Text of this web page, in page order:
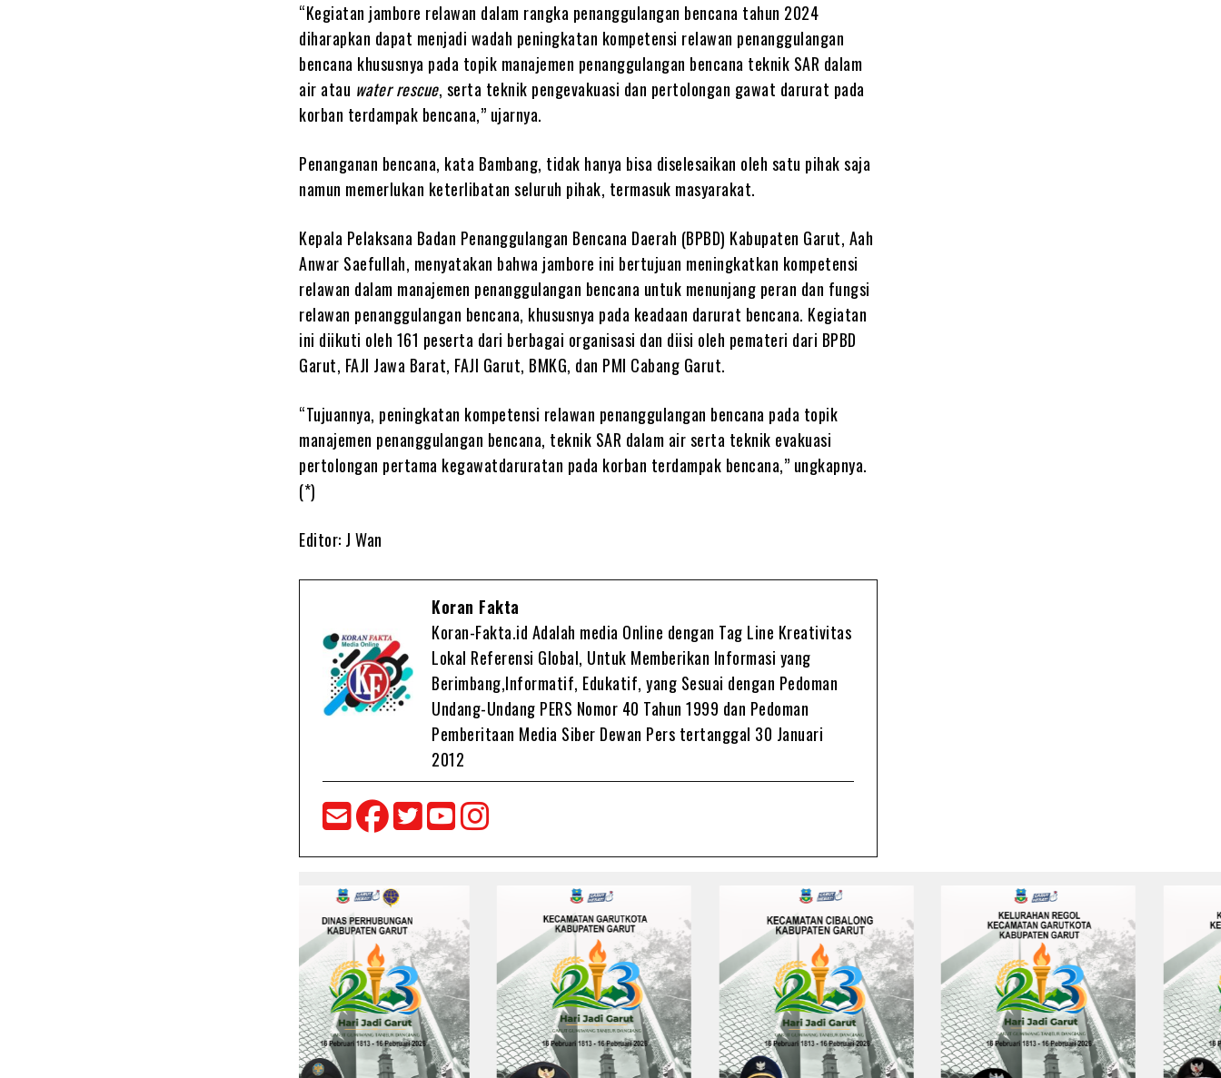
“Kegiatan jambore relawan dalam rangka penanggulangan bencana tahun 2024
diharapkan dapat menjadi wadah peningkatan kompetensi relawan penanggulangan
bencana khususnya pada topik manajemen penanggulangan bencana teknik SAR dalam
air atau water rescue, serta teknik pengevakuasi dan pertolongan gawat darurat pada
korban terdampak bencana,” ujarnya.
Penanganan bencana, kata Bambang, tidak hanya bisa diselesaikan oleh satu pihak saja
namun memerlukan keterlibatan seluruh pihak, termasuk masyarakat.
Kepala Pelaksana Badan Penanggulangan Bencana Daerah (BPBD) Kabupaten Garut, Aah
Anwar Saefullah, menyatakan bahwa jambore ini bertujuan meningkatkan kompetensi
relawan dalam manajemen penanggulangan bencana untuk menunjang peran dan fungsi
relawan penanggulangan bencana, khususnya pada keadaan darurat bencana. Kegiatan
ini diikuti oleh 161 peserta dari berbagai organisasi dan diisi oleh pemateri dari BPBD
Garut, FAJI Jawa Barat, FAJI Garut, BMKG, dan PMI Cabang Garut.
“Tujuannya, peningkatan kompetensi relawan penanggulangan bencana pada topik
manajemen penanggulangan bencana, teknik SAR dalam air serta teknik evakuasi
pertolongan pertama kegawatdaruratan pada korban terdampak bencana,” ungkapnya.
(*)
Editor: J Wan
Koran Fakta
Koran-Fakta.id Adalah media Online dengan Tag Line Kreativitas
Lokal Referensi Global, Untuk Memberikan Informasi yang
Berimbang,Informatif, Edukatif, yang Sesuai dengan Pedoman
Undang-Undang PERS Nomor 40 Tahun 1999 dan Pedoman
Pemberitaan Media Siber Dewan Pers tertanggal 30 Januari
2012